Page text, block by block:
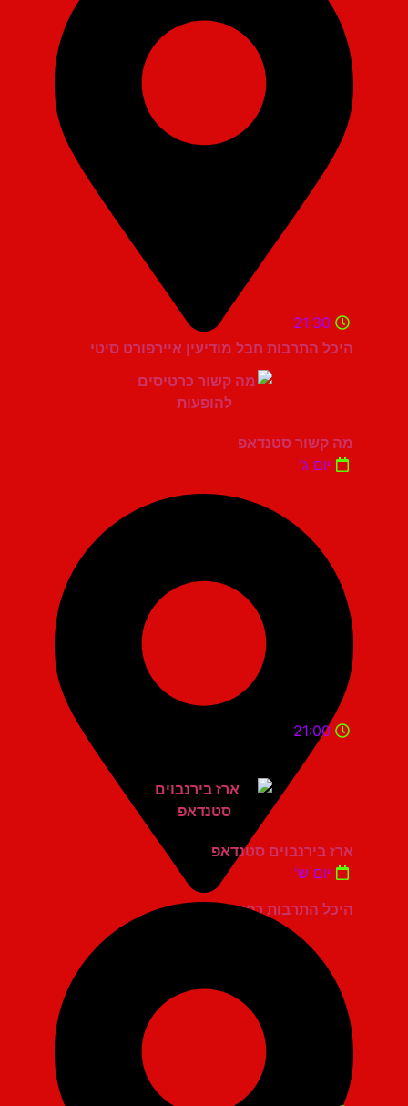
היכל התרבות חבל מודיעין איירפורט סיטי
21:30
מה קשור סטנדאפ
יום ג'
היכל התרבות כפר סבא
21:00
ארז בירנבוים סטנדאפ
יום ש'